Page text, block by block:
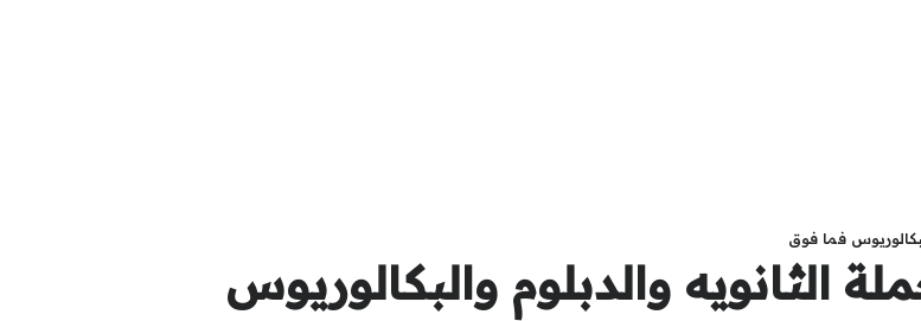
فما فوق
الثانويه والدبلوم والبكالوريوس